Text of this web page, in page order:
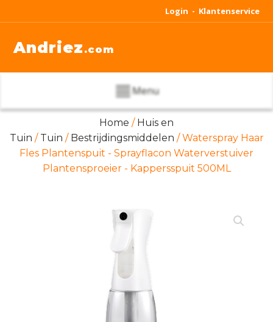
Login - Klantenservice
Andriez .com
Menu
Home / Huis en
Tuin / Tuin / Bestrijdingsmiddelen / Waterspray Haar
Fles Plantenspuit - Sprayflacon Waterverstuiver
Plantensproeier - Kappersspuit 500ML